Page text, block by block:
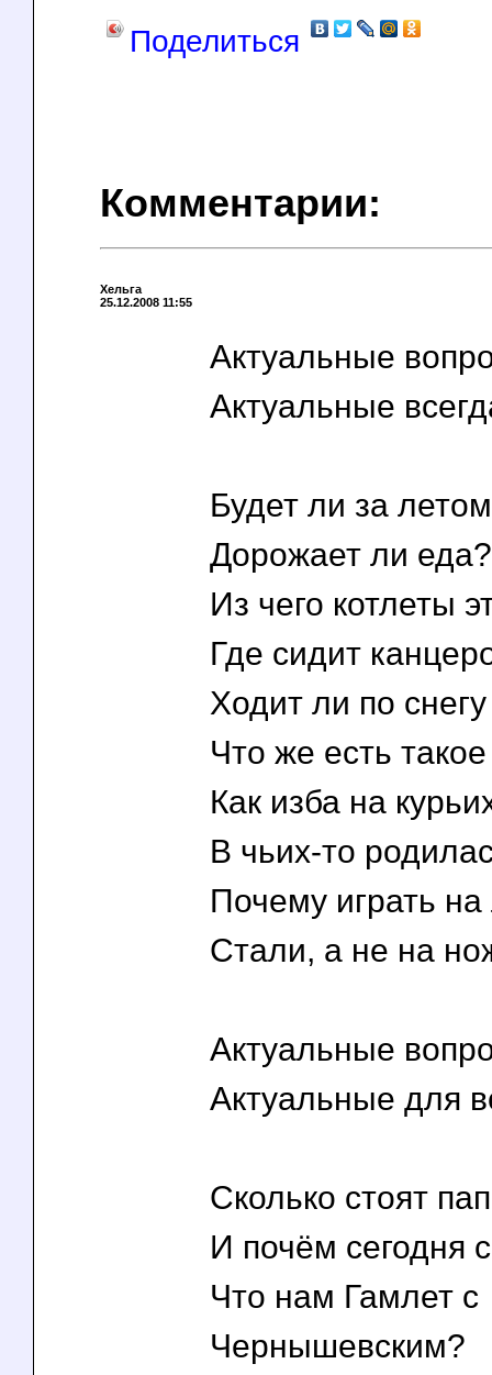
Поделиться
Комментарии:
Хельга
25.12.2008 11:55
Актуальные
Актуальные
Будет ли за
Дорожает ли еда?
Из чего котлеты
Где сидит
Ходит ли по
Что же есть такое
Как изба на
В чьих-то
Почему играть
Стали, а не на
Актуальные
Актуальные для
Сколько стоят
И почём сегодня
Что нам Гамлет с
Чернышевским?